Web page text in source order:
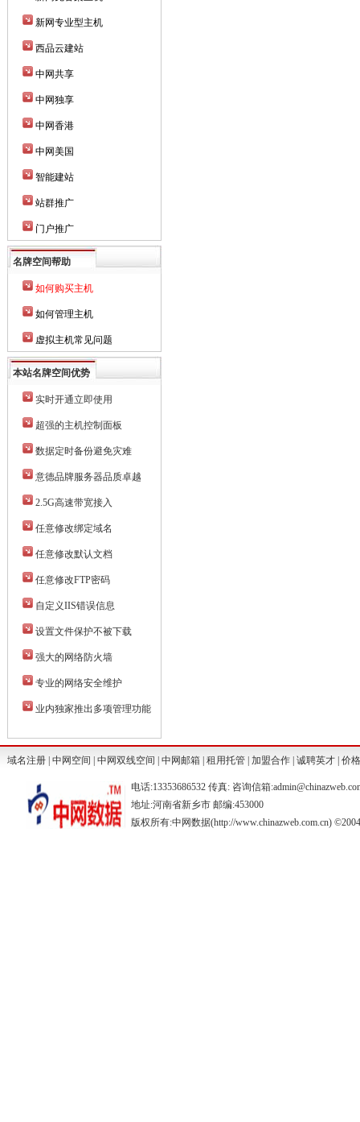
新网专业型主机
西品云建站
中网共享
中网独享
中网香港
中网美国
智能建站
站群推广
门户推广
名牌空间帮助
如何购买主机
如何管理主机
虚拟主机常见问题
本站名牌空间优势
实时开通立即使用
超强的主机控制面板
数据定时备份避免灾难
意德品牌服务器品质卓越
2.5G高速带宽接入
任意修改绑定域名
任意修改默认文档
任意修改FTP密码
自定义IIS错误信息
设置文件保护不被下载
强大的网络防火墙
专业的网络安全维护
业内独家推出多项管理功能
域名注册 中网空间 中网双线空间 中网邮箱 租用托管 加盟合作 诚聘英才 价
电话:13353686532 传真: 咨询信箱
地址:河南省新乡市 邮编:453000
版权所有:中网数据(http://www.chinazweb.com.cn)